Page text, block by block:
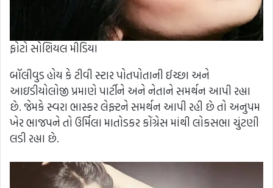
ફોટો સોશિયલ મીડિયા
બૉલીવુડ હોય કે ટીવી સ્ટાર પોતપોતાની ઈચ્છા અને
આઇડીયોલોજી પ્રમાણે પાર્ટીને અને નેતાને સમર્થન આપી રહ્યા
છે. જેમકે સ્વરા ભાસ્કર લેફ્ટને સમર્થન આપી રહી છે તો અનુપમ
ખેર ભાજપને તો ઉર્મિલા માતોડકર કોંગ્રેસ માંથી લોકસભા ચુંટણી
લડી રહ્યા છે.